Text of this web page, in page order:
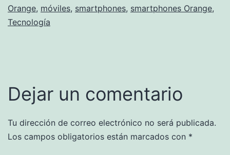
Orange, móviles, smartphones, smartphones Orange,
Tecnología
Dejar un comentario
Tu dirección de correo electrónico no será publicada.
Los campos obligatorios están marcados con *